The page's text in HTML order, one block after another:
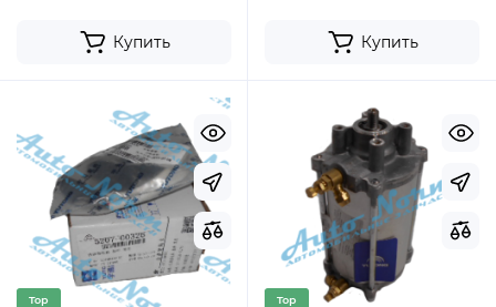
Купить Купить
Top Top